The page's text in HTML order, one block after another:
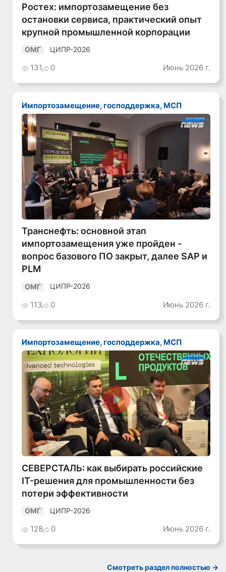
Ростех: импортозамещение без
остановки сервиса, практический опыт
крупной промышленной корпорации
ОМГ ЦИПР-2026
131 0 Июнь 2026 г.
Импортозамещение, господдержка, МСП
Смотреть видео
Транснефть: основной этап
импортозамещения уже пройден -
вопрос базового ПО закрыт, далее SAP и
PLM
ОМГ ЦИПР-2026
113 0 Июнь 2026 г.
Импортозамещение, господдержка, МСП
Смотреть видео
СЕВЕРСТАЛЬ: как выбирать российские
IT-решения для промышленности без
потери эффективности
ОМГ ЦИПР-2026
128 0 Июнь 2026 г.
Смотреть раздел полностью ->